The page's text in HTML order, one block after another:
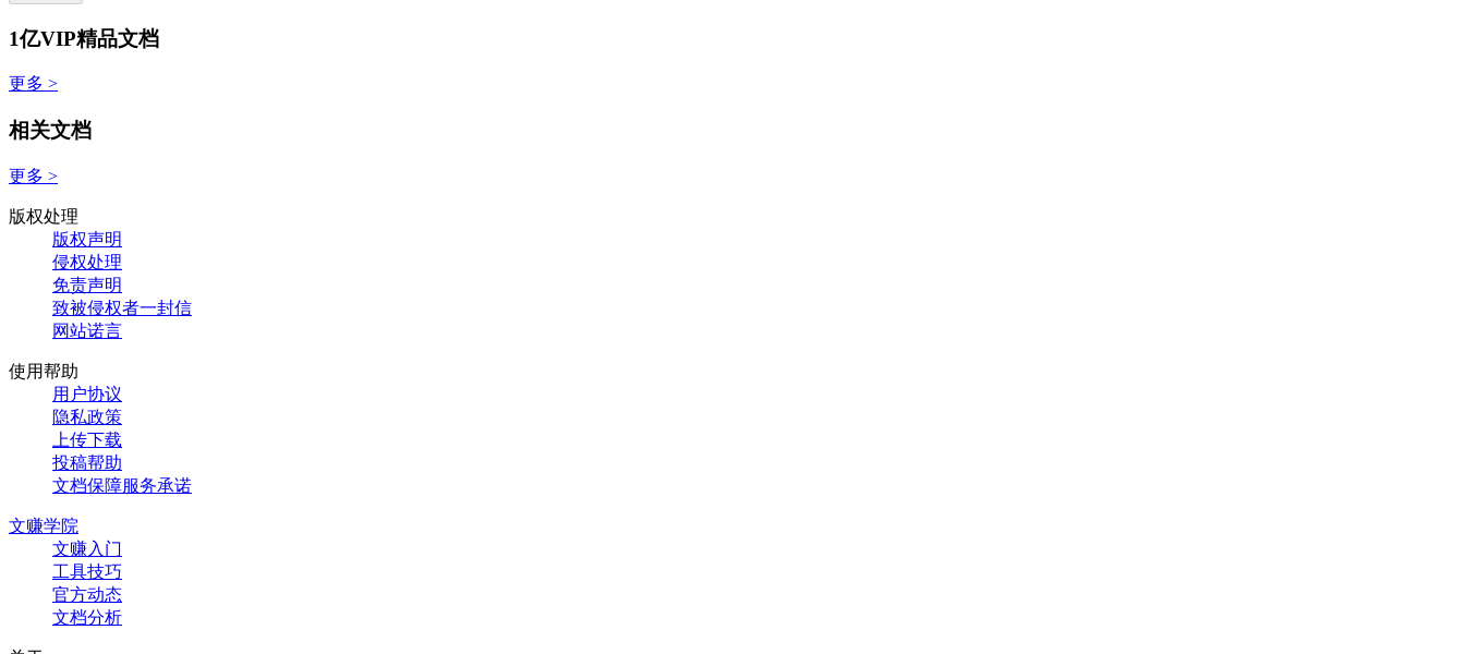
1亿VIP精品文档
更多 >
相关文档
更多 >
版权处理
版权声明
侵权处理
免责声明
致被侵权者一封信
网站诺言
使用帮助
用户协议
隐私政策
上传下载
投稿帮助
文档保障服务承诺
文赚学院
文赚入门
工具技巧
官方动态
文档分析